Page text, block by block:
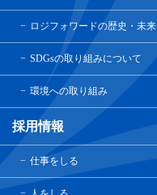
ロジフォワードの歴史・未来
SDGsの取り組みについて
環境への取り組み
採用情報
仕事をしる